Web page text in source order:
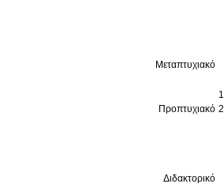
Μεταπτυχιακό
Προπτυχιακό
Διδακτορικό